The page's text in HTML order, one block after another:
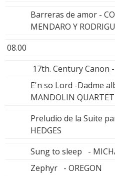
Barreras de amor -
MENDARO Y
08.00
17th. Century Canon -
E'n so Lord -Dadme
MANDOLIN QUARTET
Preludio de la Suite
HEDGES
Sung to sleep -
Zephyr - OREGON